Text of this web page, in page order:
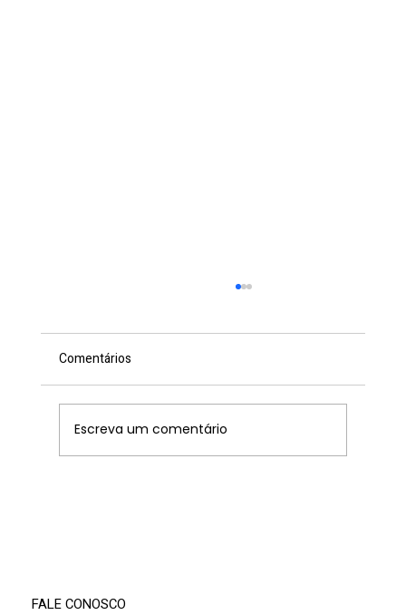
Comentários
Escreva um comentário
FALE CONOSCO